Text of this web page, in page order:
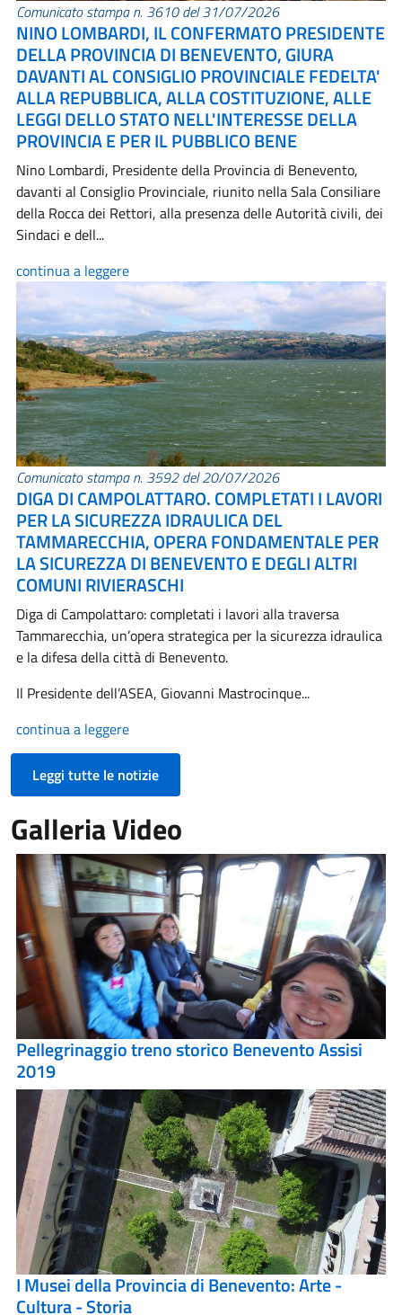
Comunicato stampa n. 3610 del 31/07/2026
NINO LOMBARDI, IL CONFERMATO PRESIDENTE
DELLA PROVINCIA DI BENEVENTO, GIURA
DAVANTI AL CONSIGLIO PROVINCIALE FEDELTA'
ALLA REPUBBLICA, ALLA COSTITUZIONE, ALLE
LEGGI DELLO STATO NELL'INTERESSE DELLA
PROVINCIA E PER IL PUBBLICO BENE
Nino Lombardi, Presidente della Provincia di Benevento,
davanti al Consiglio Provinciale, riunito nella Sala Consiliare
della Rocca dei Rettori, alla presenza delle Autorità civili, dei
Sindaci e dell...
continua a leggere
Comunicato stampa n. 3592 del 20/07/2026
DIGA DI CAMPOLATTARO. COMPLETATI I LAVORI
PER LA SICUREZZA IDRAULICA DEL
TAMMARECCHIA, OPERA FONDAMENTALE PER
LA SICUREZZA DI BENEVENTO E DEGLI ALTRI
COMUNI RIVIERASCHI
Diga di Campolattaro: completati i lavori alla traversa
Tammarecchia, un’opera strategica per la sicurezza idraulica
e la difesa della città di Benevento.
Il Presidente dell’ASEA, Giovanni Mastrocinque...
continua a leggere
Leggi tutte le notizie
Galleria Video
Pellegrinaggio treno storico Benevento Assisi
2019
I Musei della Provincia di Benevento: Arte -
Cultura - Storia